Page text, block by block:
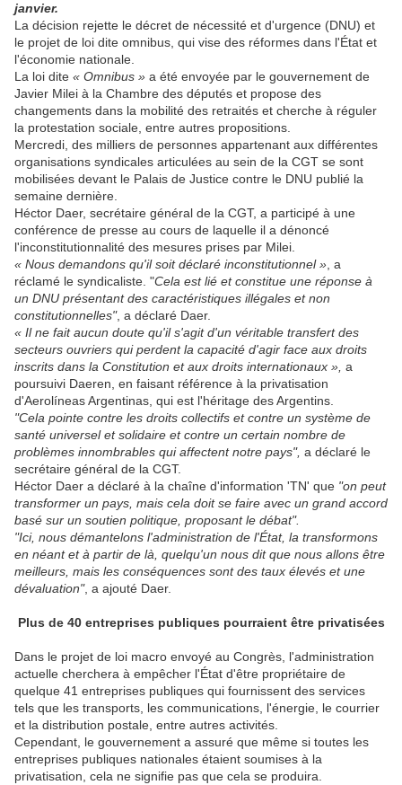
janvier.
La décision rejette le décret de nécessité et d'urgence (DNU) et
le projet de loi dite omnibus, qui vise des réformes dans l'État et
l'économie nationale.
La loi dite « Omnibus » a été envoyée par le gouvernement de
Javier Milei à la Chambre des députés et propose des
changements dans la mobilité des retraités et cherche à réguler
la protestation sociale, entre autres propositions.
Mercredi, des milliers de personnes appartenant aux différentes
organisations syndicales articulées au sein de la CGT se sont
mobilisées devant le Palais de Justice contre le DNU publié la
semaine dernière.
Héctor Daer, secrétaire général de la CGT, a participé à une
conférence de presse au cours de laquelle il a dénoncé
l'inconstitutionnalité des mesures prises par Milei.
« Nous demandons qu'il soit déclaré inconstitutionnel » , a
réclamé le syndicaliste. "Cela est lié et constitue une réponse à
un DNU présentant des caractéristiques illégales et non
constitutionnelles", a déclaré Daer.
« Il ne fait aucun doute qu'il s'agit d'un véritable transfert des
secteurs ouvriers qui perdent la capacité d'agir face aux droits
inscrits dans la Constitution et aux droits internationaux », a
poursuivi Daeren, en faisant référence à la privatisation
d'Aerolíneas Argentinas, qui est l'héritage des Argentins.
"Cela pointe contre les droits collectifs et contre un système de
santé universel et solidaire et contre un certain nombre de
problèmes innombrables qui affectent notre pays", a déclaré le
secrétaire général de la CGT.
Héctor Daer a déclaré à la chaîne d'information 'TN' que "on peut
transformer un pays, mais cela doit se faire avec un grand accord
basé sur un soutien politique, proposant le débat".
"Ici, nous démantelons l'administration de l'État, la transformons
en néant et à partir de là, quelqu'un nous dit que nous allons être
meilleurs, mais les conséquences sont des taux élevés et une
dévaluation", a ajouté Daer.
Plus de 40 entreprises publiques pourraient être privatisées
Dans le projet de loi macro envoyé au Congrès, l'administration
actuelle cherchera à empêcher l'État d'être propriétaire de
quelque 41 entreprises publiques qui fournissent des services
tels que les transports, les communications, l'énergie, le courrier
et la distribution postale, entre autres activités.
Cependant, le gouvernement a assuré que même si toutes les
entreprises publiques nationales étaient soumises à la
privatisation, cela ne signifie pas que cela se produira.